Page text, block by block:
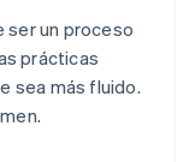
ser un proceso
prácticas
sea más fluido.